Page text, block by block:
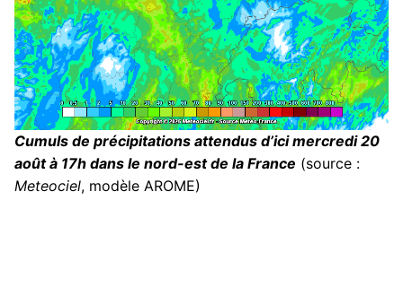
Cumuls de précipitations attendus d’ici mercredi 20
août à 17h dans le nord-est de la France (source :
Meteociel, modèle AROME)